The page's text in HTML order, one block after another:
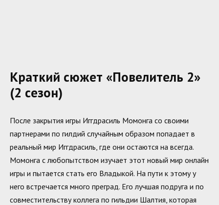
Краткий сюжет «Повелитель 2»
(2 сезон)
После закрытия игры Иггдрасиль Момонга со своими
партнерами по гилдий случайным образом попадает в
реальный мир Иггдрасиль, где они остаются на всегда.
Момонга с любопытством изучает этот новый мир онлайн
игры и пытается стать его Владыкой. На пути к этому у
него встречается много преград. Его лучшая подруга и по
совместительству коллега по гильдии Шалтия, которая